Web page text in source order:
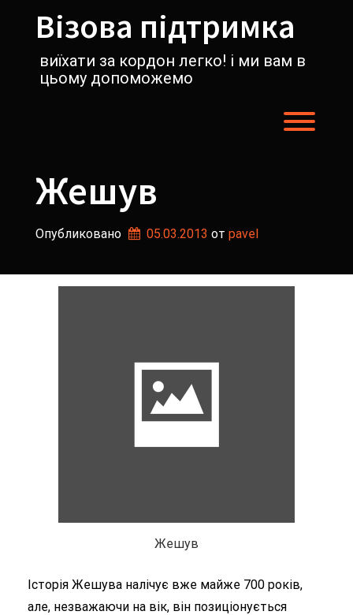
содержимомуВізова підтримка
виїхати за кордон легко! і ми вам в
цьому допоможемо
Жешув
Опубликовано 05.03.2013 от pavel
Жешув
Історія Жешува налічує вже майже 700 років,
але, незважаючи на вік, він позиціонується